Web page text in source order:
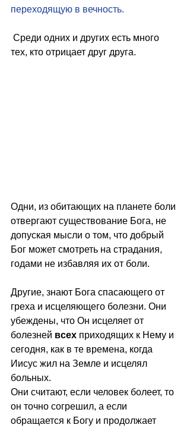
переходящую в вечность.
тех, кто отрицает друг друга.
Одни, из обитающих на планете боли
отвергают существование Бога, не
допуская мысли о том, что добрый
Бог может смотреть на страдания,
годами не избавляя их от боли.
Другие, знают Бога спасающего от
греха и исцеляющего болезни. Они
убеждены, что Он исцеляет от
болезней всех приходящих к Нему и
сегодня, как в те времена, когда
Иисус жил на Земле и исцелял
больных.
Они считают, если человек болеет, то
он точно согрешил, а если
обращается к Богу и продолжает